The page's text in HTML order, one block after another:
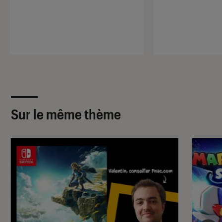
Sur le même thème